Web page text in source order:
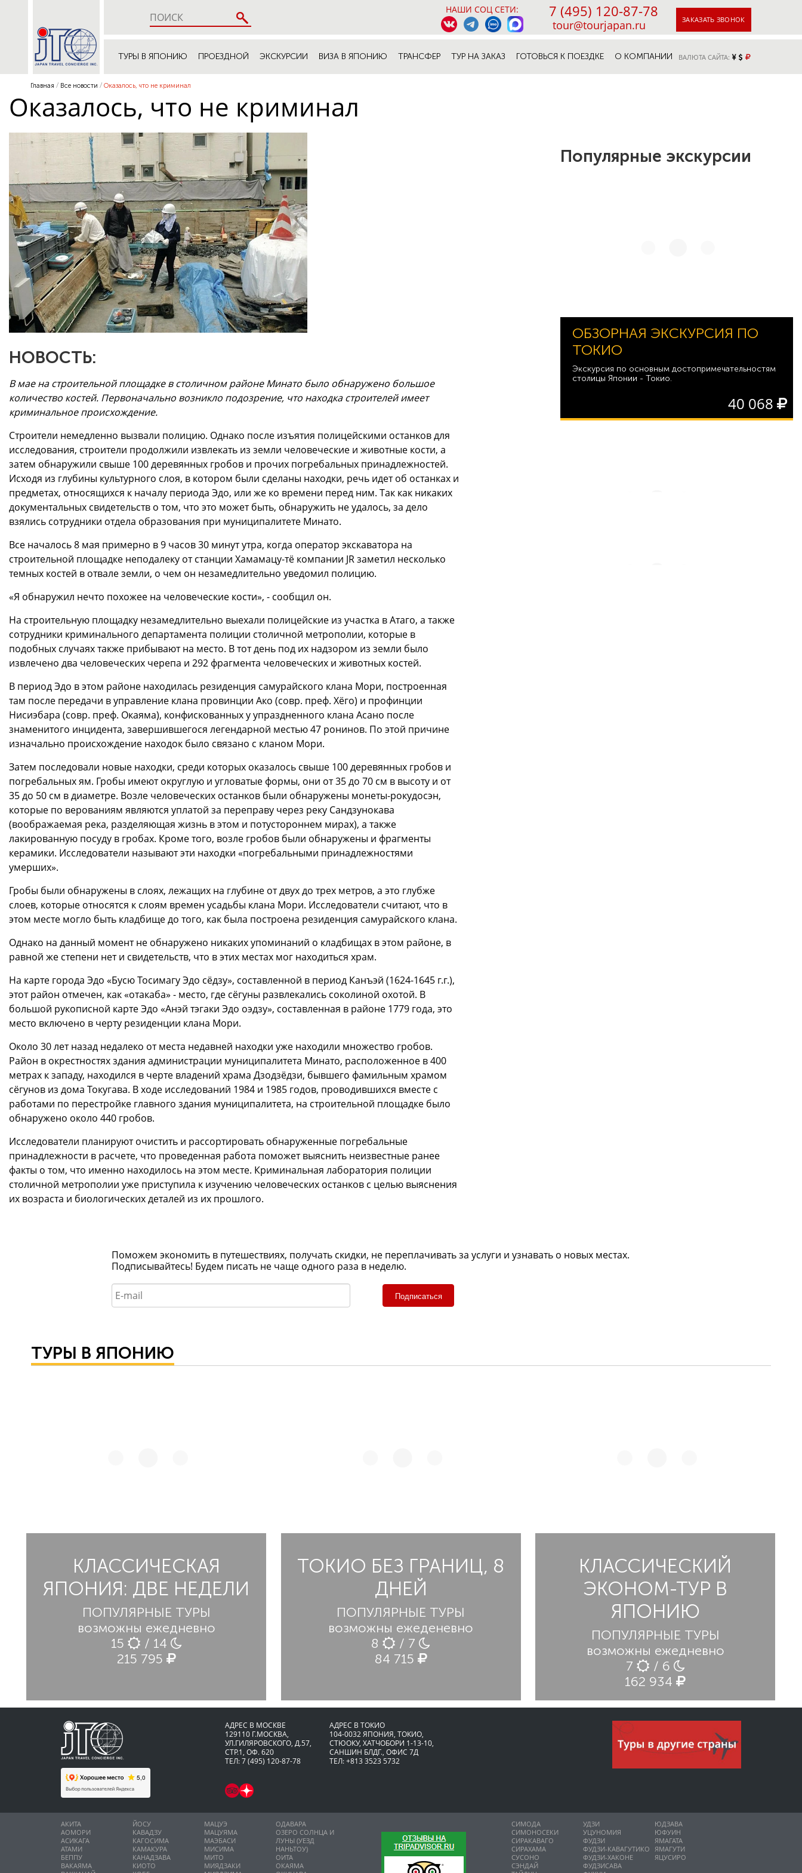
НАШИ СОЦ СЕТИ: 7 (495) 120-87-78
tour@tourjapan.ru ЗАКАЗАТЬ ЗВОНОК
ТУРЫ В ЯПОНИЮ ПРОЕЗДНОЙ ЭКСКУРСИИ ВИЗА В ЯПОНИЮ ТРАНСФЕР ТУР НА ЗАКАЗ ГОТОВЬСЯ К ПОЕЗДКЕ О КОМПАНИИ ВАЛЮТА САЙТА:
Главная Все новости Оказалось, что не криминал
Оказалось, что не криминал
НОВОСТЬ:
В мае на строительной площадке в столичном районе Минато было обнаружено большое
количество костей. Первоначально возникло подозрение, что находка строителей имеет
криминальное происхождение.
Строители немедленно вызвали полицию. Однако после изъятия полицейскими останков для
исследования, строители продолжили извлекать из земли человеческие и животные кости, а
затем обнаружили свыше 100 деревянных гробов и прочих погребальных принадлежностей.
Исходя из глубины культурного слоя, в котором были сделаны находки, речь идет об останках и
предметах, относящихся к началу периода Эдо, или же ко времени перед ним. Так как никаких
документальных свидетельств о том, что это может быть, обнаружить не удалось, за дело
взялись сотрудники отдела образования при муниципалитете Минато.
Все началось 8 мая примерно в 9 часов 30 минут утра, когда оператор экскаватора на
строительной площадке неподалеку от станции Хамамацу-тё компании JR заметил несколько
темных костей в отвале земли, о чем он незамедлительно уведомил полицию.
«Я обнаружил нечто похожее на человеческие кости», - сообщил он.
На строительную площадку незамедлительно выехали полицейские из участка в Атаго, а также
сотрудники криминального департамента полиции столичной метрополии, которые в
подобных случаях также прибывают на место. В тот день под их надзором из земли было
извлечено два человеческих черепа и 292 фрагмента человеческих и животных костей.
В период Эдо в этом районе находилась резиденция самурайского клана Мори, построенная
там после передачи в управление клана провинции Ако (совр. преф. Хёго) и профинции
Нисиэбара (совр. преф. Окаяма), конфискованных у упраздненного клана Асано после
знаменитого инцидента, завершившегося легендарной местью 47 ронинов. По этой причине
изначально происхождение находок было связано с кланом Мори.
Затем последовали новые находки, среди которых оказалось свыше 100 деревянных гробов и
погребальных ям. Гробы имеют округлую и угловатые формы, они от 35 до 70 см в высоту и от
35 до 50 см в диаметре. Возле человеческих останков были обнаружены монеты-рокудосэн,
которые по верованиям являются уплатой за переправу через реку Сандзунокава
(воображаемая река, разделяющая жизнь в этом и потустороннем мирах), а также
лакированную посуду в гробах. Кроме того, возле гробов были обнаружены и фрагменты
керамики. Исследователи называют эти находки «погребальными принадлежностями
умерших».
Гробы были обнаружены в слоях, лежащих на глубине от двух до трех метров, а это глубже
слоев, которые относятся к слоям времен усадьбы клана Мори. Исследователи считают, что в
этом месте могло быть кладбище до того, как была построена резиденция самурайского клана.
Однако на данный момент не обнаружено никаких упоминаний о кладбищах в этом районе, в
равной же степени нет и свидетельств, что в этих местах мог находиться храм.
На карте города Эдо «Бусю Тосимагу Эдо сёдзу», составленной в период Канъэй (1624-1645 г.г.),
этот район отмечен, как «отакаба» - место, где сёгуны развлекались соколиной охотой. В
большой рукописной карте Эдо «Анэй тэгаки Эдо оэдзу», составленная в районе 1779 года, это
место включено в черту резиденции клана Мори.
Около 30 лет назад недалеко от места недавней находки уже находили множество гробов.
Район в окрестностях здания администрации муниципалитета Минато, расположенное в 400
метрах к западу, находился в черте владений храма Дзодзёдзи, бывшего фамильным храмом
сёгунов из дома Токугава. В ходе исследований 1984 и 1985 годов, проводившихся вместе с
работами по перестройке главного здания муниципалитета, на строительной площадке было
обнаружено около 440 гробов.
Исследователи планируют очистить и рассортировать обнаруженные погребальные
принадлежности в расчете, что проведенная работа поможет выяснить неизвестные ранее
факты о том, что именно находилось на этом месте. Криминальная лаборатория полиции
столичной метрополии уже приступила к изучению человеческих останков с целью выяснения
их возраста и биологических деталей из их прошлого.
Популярные экскурсии
ОБЗОРНАЯ ЭКСКУРСИЯ ПО
ТОКИО
Экскурсия по основным достопримечательностям
столицы Японии - Токио.
40 068
Поможем экономить в путешествиях, получать скидки, не переплачивать за услуги и узнавать о новых местах.
Подписывайтесь! Будем писать не чаще одного раза в неделю.
Подписаться
ТУРЫ В ЯПОНИЮ
КЛАССИЧЕСКАЯ
ЯПОНИЯ: ДВЕ НЕДЕЛИ
ПОПУЛЯРНЫЕ ТУРЫ
возможны ежедневно
15
/ 14
215 795
ТОКИО БЕЗ ГРАНИЦ, 8
ДНЕЙ
ПОПУЛЯРНЫЕ ТУРЫ
возможны ежеденевно
8
/ 7
84 715
КЛАССИЧЕСКИЙ
ЭКОНОМ-ТУР В
ЯПОНИЮ
ПОПУЛЯРНЫЕ ТУРЫ
возможны ежедневно
7
/ 6
162 934
АДРЕС В МОСКВЕ
129110 Г.МОСКВА,
УЛ.ГИЛЯРОВСКОГО, Д.57,
СТР.1, ОФ. 620
ТЕЛ: 7 (495) 120-87-78
АДРЕС В ТОКИО
104-0032 ЯПОНИЯ, ТОКИО,
CТЮОКУ, ХАТЧОБОРИ 1-13-10,
САНШИН БЛДГ., ОФИС 7Д
ТЕЛ: +813 3523 5732
АКИТА
АОМОРИ
АСИКАГА
АТАМИ
БЕППУ
ВАКАЯМА
ЙОСУ
КАВАДЗУ
КАГОСИМА
КАМАКУРА
КАНАДЗАВА
КИОТО
МАЦУЭ
МАЦУЯМА
МАЭБАСИ
МИСИМА
МИТО
МИЯДЗАКИ
ОДАВАРА
ОЗЕРО СОЛНЦА И
ЛУНЫ (УЕЗД
НАНЬТОУ)
ОИТА
ОКАЯМА
СИМОДА
СИМОНОСЕКИ
СИРАКАВАГО
СИРАХАМА
СУСОНО
СЭНДАЙ
УДЗИ
УЦУНОМИЯ
ФУДЗИ
ФУДЗИ-КАВАГУТИКО
ФУДЗИ-ХАКОНЕ
ФУДЗИСАВА
ЮДЗАВА
ЮФУИН
ЯМАГАТА
ЯМАГУТИ
ЯЦУСИРО